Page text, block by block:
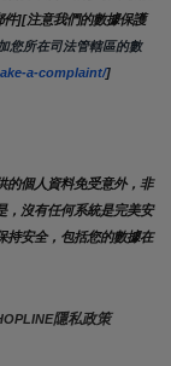
件][注意我們的數據保護
您所在司法管轄區的數
a-complaint/]
的個人資料免受意外，非
，沒有任何系統是完美安
持安全，包括您的數據在
隱私政策